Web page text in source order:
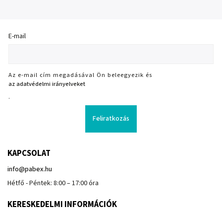
E-mail
Az e-mail cím megadásával Ön beleegyezik és
az adatvédelmi irányelveket
.
Feliratkozás
KAPCSOLAT
info@pabex.hu
Hétfő - Péntek: 8:00 – 17:00 óra
KERESKEDELMI INFORMÁCIÓK